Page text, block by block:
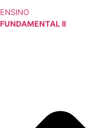
ENSINO
FUNDAMENTAL II